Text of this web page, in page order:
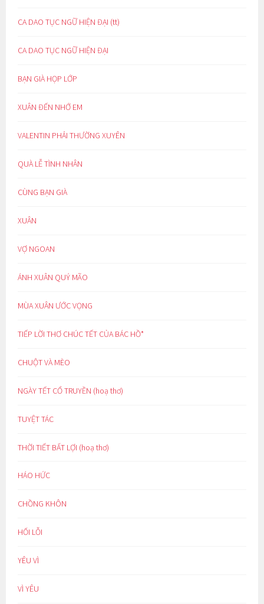
CA DAO TỤC NGỮ HIỆN ĐẠI (tt)
CA DAO TỤC NGỮ HIỆN ĐẠI
BẠN GIÀ HỌP LỚP
XUÂN ĐẾN NHỚ EM
VALENTIN PHẢI THƯỜNG XUYÊN
QUÀ LỄ TÌNH NHÂN
CÙNG BẠN GIÀ
XUÂN
VỢ NGOAN
ÁNH XUÂN QUÝ MÃO
MÙA XUÂN ƯỚC VỌNG
TIẾP LỜI THƠ CHÚC TẾT CỦA BÁC HỒ*
CHUỘT VÀ MÈO
NGÀY TẾT CỔ TRUYỀN (hoạ thơ)
TUYỆT TÁC
THỜI TIẾT BẤT LỢI (hoạ thơ)
HÁO HỨC
CHỒNG KHÔN
HỐI LỖI
YÊU VÌ
VÌ YÊU